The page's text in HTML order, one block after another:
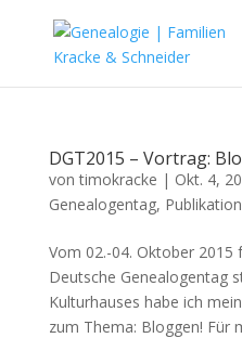
DGT2015 – Vortrag:
vontimokracke | Okt. 4,
Genealogentag,
Vom 02.-04. Oktober 2015
Deutsche Genealogentag
Kulturhauses habe ich
zum Thema: Bloggen! Für